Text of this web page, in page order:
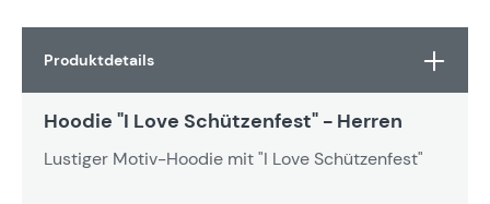
Produktdetails
Hoodie "I Love Schützenfest" - Herren
Lustiger Motiv-Hoodie mit "I Love Schützenfest"